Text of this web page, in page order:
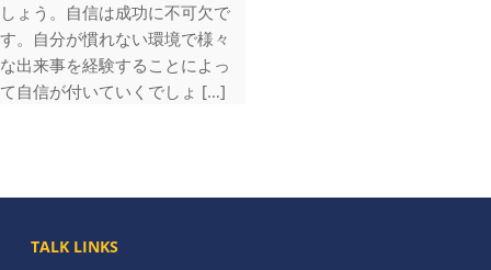
しょう。自信は成功に不可欠で
す。自分が慣れない環境で様々
な出来事を経験することによっ
て自信が付いていくでしょ […]
TALK LINKS